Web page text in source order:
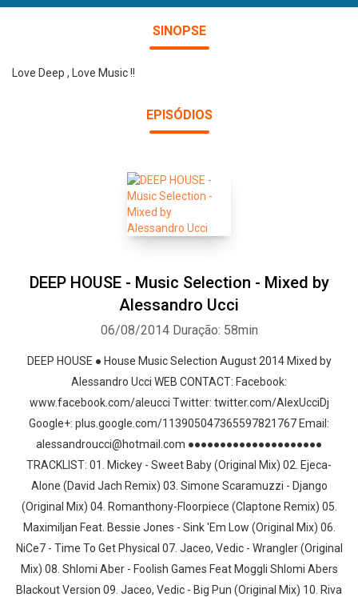
SINOPSE
Love Deep , Love Music !!
EPISÓDIOS
DEEP HOUSE - Music Selection - Mixed by
Alessandro Ucci
06/08/2014 Duração: 58min
DEEP HOUSE ● House Music Selection August 2014 Mixed by
Alessandro Ucci WEB CONTACT: Facebook:
www.facebook.com/aleucci Twitter: twitter.com/AlexUcciDj
Google+: plus.google.com/113905047365597821767 Email:
alessandroucci@hotmail.com ●●●●●●●●●●●●●●●●●●●●●
TRACKLIST: 01. Mickey - Sweet Baby (Original Mix) 02. Ejeca-
Alone (David Jach Remix) 03. Simone Scaramuzzi - Django
(Original Mix) 04. Romanthony-Floorpiece (Claptone Remix) 05.
Maximiljan Feat. Bessie Jones - Sink 'Em Low (Original Mix) 06.
NiCe7 - Time To Get Physical 07. Jaceo, Vedic - Wrangler (Original
Mix) 08. Shlomi Aber - Foolish Games Feat Moggli Shlomi Abers
Blackout Version 09. Jaceo, Vedic - Big Pun (Original Mix) 10. Riva